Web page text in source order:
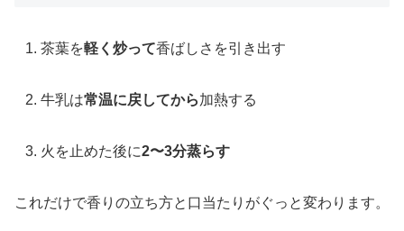
茶葉を軽く炒って香ばしさを引き出す
牛乳は常温に戻してから加熱する
火を止めた後に2〜3分蒸らす
これだけで香りの立ち方と口当たりがぐっと変わります。